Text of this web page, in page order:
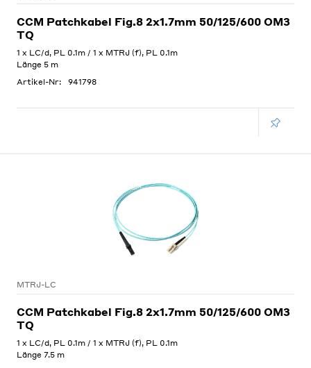
CCM Patchkabel Fig.8 2x1.7mm 50/125/600 OM3
TQ
1 x LC/d, PL 0.1m / 1 x MTRJ (f), PL 0.1m
Länge 5 m
Artikel-Nr:
941798
MTRJ-LC
CCM Patchkabel Fig.8 2x1.7mm 50/125/600 OM3
TQ
1 x LC/d, PL 0.1m / 1 x MTRJ (f), PL 0.1m
Länge 7.5 m